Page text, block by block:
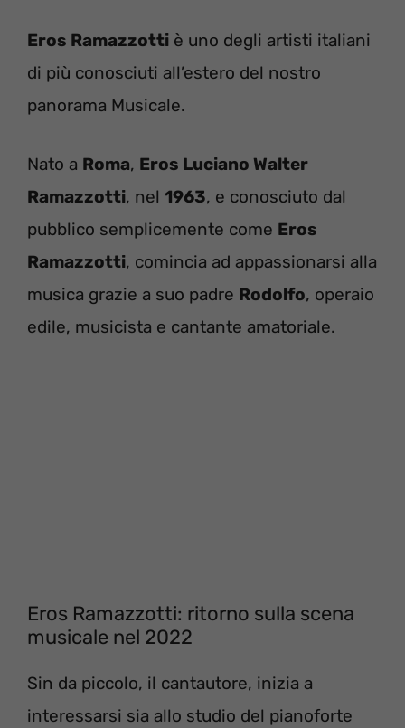
Eros Ramazzotti è uno degli artisti italiani
di più conosciuti all’estero del nostro
panorama Musicale.
Nato a Roma, Eros Luciano Walter
Ramazzotti, nel 1963, e conosciuto dal
pubblico semplicemente come Eros
Ramazzotti, comincia ad appassionarsi alla
musica grazie a suo padre Rodolfo, operaio
edile, musicista e cantante amatoriale.
Eros Ramazzotti: ritorno sulla scena
musicale nel 2022
Sin da piccolo, il cantautore, inizia a
interessarsi sia allo studio del pianoforte